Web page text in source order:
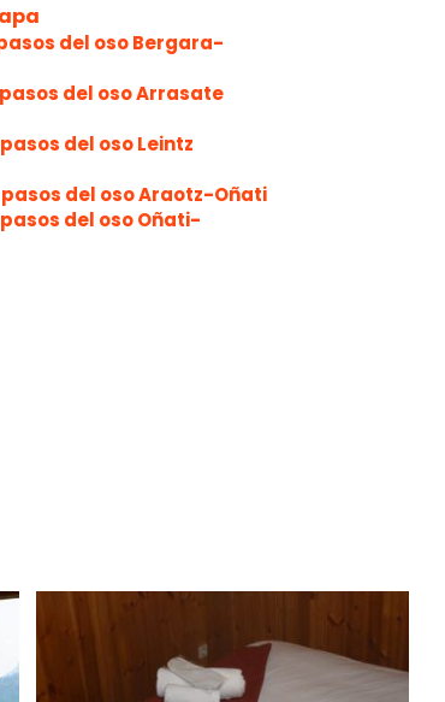
del oso Bergara-
del oso Arrasate
del oso Leintz
pasos del oso Araotz-Oñati
del oso Oñati-